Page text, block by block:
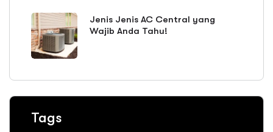
Jenis Jenis AC Central yang
Wajib Anda Tahu!
Tags